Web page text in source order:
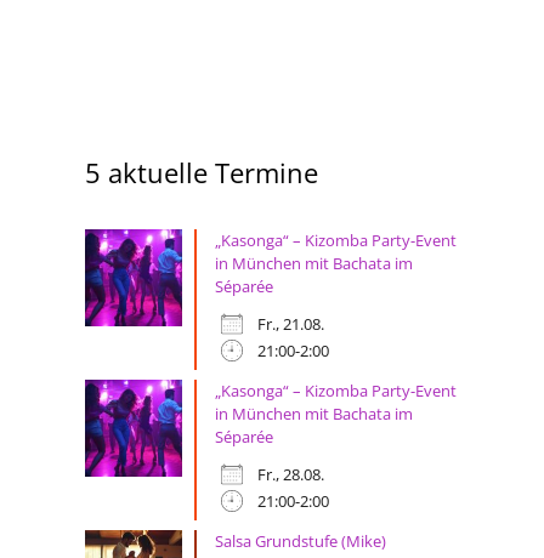
5 aktuelle Termine
„Kasonga“ – Kizomba Party-Event
in München mit Bachata im
Séparée
Fr., 21.08.
21:00-2:00
„Kasonga“ – Kizomba Party-Event
in München mit Bachata im
Séparée
Fr., 28.08.
21:00-2:00
Salsa Grundstufe (Mike)